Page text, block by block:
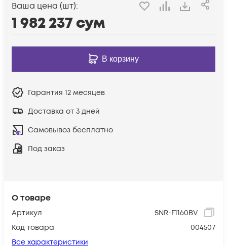
О товаре
Артикул
SNR-F1160BV
Код товара
004507
Все характеристики
Ваша цена (шт):
1 982 237сум
В корзину
Гарантия 12 месяцев
Доставка от 3 дней
Самовывоз бесплатно
Под заказ